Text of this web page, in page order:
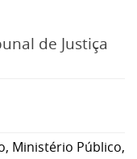
de Justiça
, Ministério Público,